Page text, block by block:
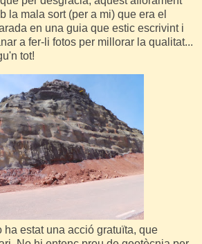
la mala sort (per a mi) que era el
en una guia que estic escrivint i
a fer-li fotos per millorar la qualitat...
tot!
ha estat una acció gratuïta, que